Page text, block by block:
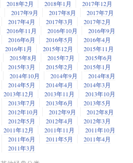
2018年2月 2018年1月
2017年12月
2017年9月 2017年8月
2017年7月
2017年4月 2017年3月
2017年2月
2016年11月 2016年10月
2016年9月
2016年6月 2016年5月
2016年4月
2016年1月 2015年12月
2015年11月
2015年8月 2015年7月
2015年6月
2015年3月 2015年2月
2015年1月
2014年10月 2014年9月
2014年8月
2014年5月 2014年4月
2014年3月
2013年12月 2013年11月
2013年10月
2013年7月 2013年6月
2013年5月
2012年10月 2012年9月
2012年8月
2012年5月 2012年4月
2012年3月
2011年12月 2011年11月
2011年10月
2011年6月 2011年5月
2011年4月
2011年3月